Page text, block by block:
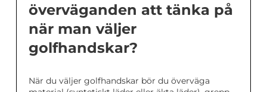
överväganden att tänka på
när man väljer
golfhandskar?
När du väljer golfhandskar bör du överväga